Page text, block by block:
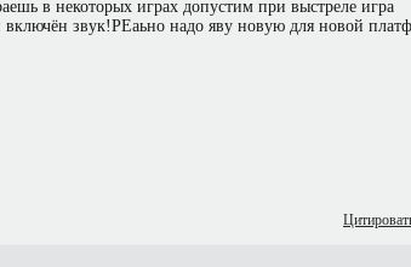
в некоторых играх допустим при выстреле игра
включён звук!РЕаьно надо яву новую для новой